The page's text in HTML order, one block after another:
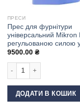
ПРЕСИ
Прес для фурнітури
універсальний Mikron
регульованою силою
9500.00 ₴
ДОДАТИ В КОШИК